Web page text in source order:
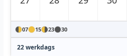
07 15 23 30
22 werkdags